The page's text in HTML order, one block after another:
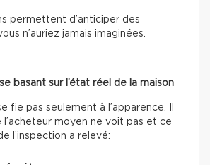
permettent d’anticiper des
n’auriez jamais imaginées.
basant sur l’état réel de la maison
fie pas seulement à l’apparence. Il
l’acheteur moyen ne voit pas et ce
l’inspection a relevé: